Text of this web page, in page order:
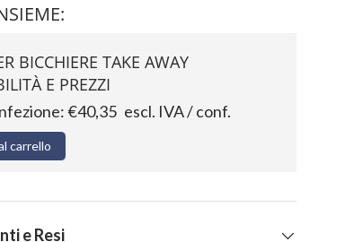
BICCHIERE TAKE AWAY
E PREZZI
€40,35 escl. IVA / conf.
carrello
e Resi